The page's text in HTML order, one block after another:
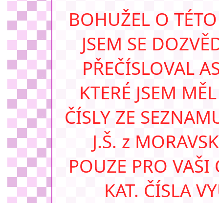
BOHUŽEL O
JSEM SE
PŘEČÍSLOVAL
KTERÉ JSEM
ČÍSLY ZE
J.Š. z
POUZE PRO
KAT. ČÍSLA